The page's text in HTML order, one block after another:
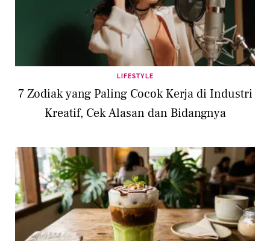
LIFESTYLE
7 Zodiak yang Paling Cocok Kerja di Industri
Kreatif, Cek Alasan dan Bidangnya